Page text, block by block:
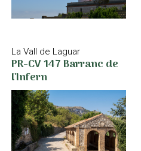
La Vall de Laguar
PR-CV 147 Barranc de
l'Infern